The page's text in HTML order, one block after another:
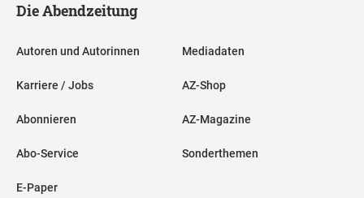
Die Abendzeitung
Autoren und Autorinnen
Karriere / Jobs
Abonnieren
Abo-Service
E-Paper
Mediadaten
AZ-Shop
AZ-Magazine
Sonderthemen